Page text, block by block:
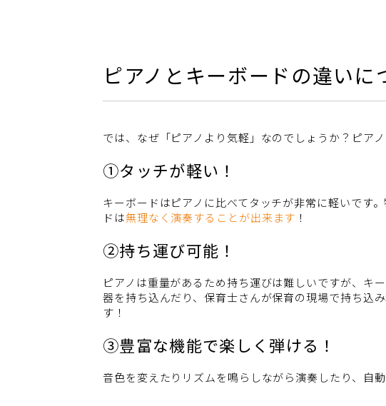
ピアノとキーボードの違いに
では、なぜ「ピアノより気軽」なのでしょうか？ピア
①タッチが軽い！
キーボードはピアノに比べてタッチが非常に軽いです
ドは無理なく演奏することが出来ます ！
②持ち運び可能！
ピアノは重量があるため持ち運びは難しいですが、キ
器を持ち込んだり、保育士さんが保育の現場で持ち込
す！
③豊富な機能で楽しく弾ける！
音色を変えたりリズムを鳴らしながら演奏したり、自